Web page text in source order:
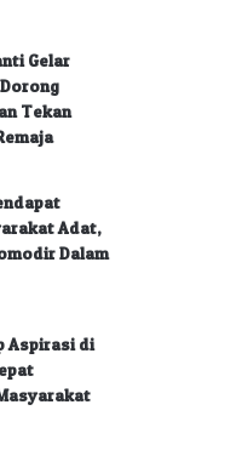
Gelar
Tekan
Adat,
Dalam
Aspirasi di